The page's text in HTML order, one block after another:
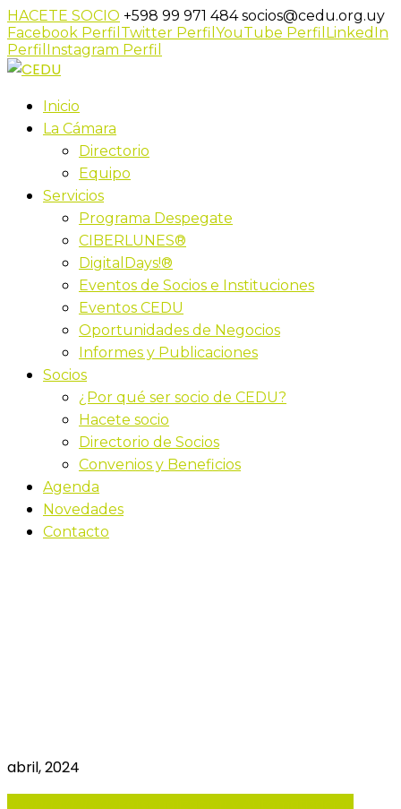
HACETE SOCIO +598 99 971 484socios@cedu.org.uy
Facebook Perfil Twitter Perfil YouTube Perfil LinkedIn
Perfil Instagram Perfil
Inicio
La Cámara
Directorio
Equipo
Servicios
Programa Despegate
CIBERLUNES®
DigitalDays!®
Eventos de Socios e Instituciones
Eventos CEDU
Oportunidades de Negocios
Informes y Publicaciones
Socios
¿Por qué ser socio de CEDU?
Hacete socio
Directorio de Socios
Convenios y Beneficios
Agenda
Novedades
Contacto
abril, 2024